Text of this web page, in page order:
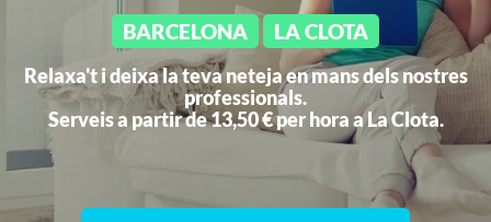
BARCELONA LA CLOTA
Relaxa't i deixa la teva neteja en mans dels nostres
professionals.
Serveis a partir de 13,50 € per hora aLa Clota.